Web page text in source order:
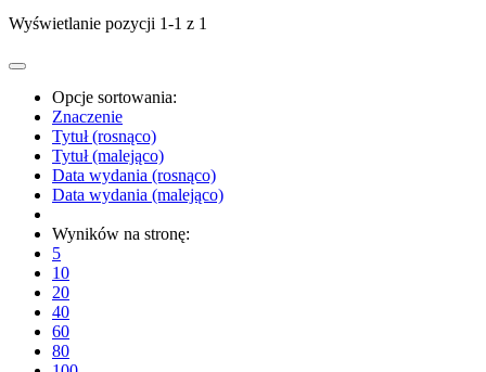
Wyświetlanie pozycji 1-1 z 1
Opcje sortowania:
Znaczenie
Tytuł (rosnąco)
Tytuł (malejąco)
Data wydania (rosnąco)
Data wydania (malejąco)
Wyników na stronę:
5
10
20
40
60
80